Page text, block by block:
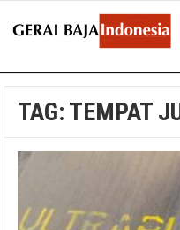
TAG: TEMPAT